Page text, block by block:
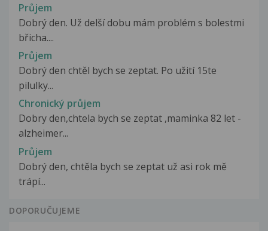
Průjem
Dobrý den. Už delší dobu mám problém s bolestmi
břicha....
Průjem
Dobrý den chtěl bych se zeptat. Po užití 15te
pilulky...
Chronický průjem
Dobry den,chtela bych se zeptat ,maminka 82 let -
alzheimer...
Průjem
Dobrý den, chtěla bych se zeptat už asi rok mě
trápí...
DOPORUČUJEME